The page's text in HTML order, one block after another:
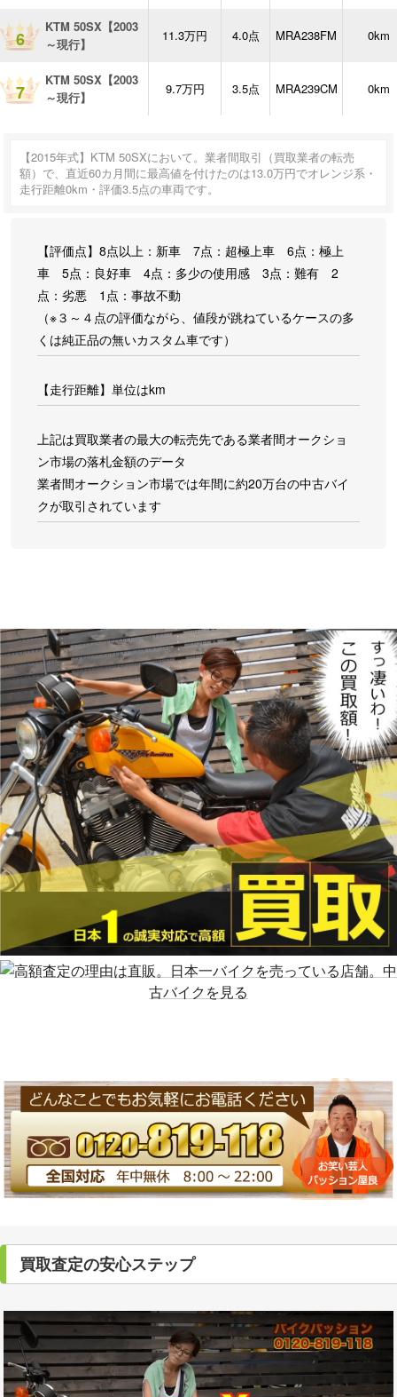
6
KTM 50SX【2003
～現行】
11.3万円 4.0点 MRA238FM 0km
7
KTM 50SX【2003
～現行】
9.7万円 3.5点 MRA239CM 0km
【2015年式】KTM 50SXにおいて。業者間取引（買取業者の転売
額）で、直近60カ月間に最高値を付けたのは13.0万円でオレンジ系・
走行距離0km・評価3.5点の車両です。
【評価点】8点以上：新車 7点：超極上車 6点：極上
車 5点：良好車 4点：多少の使用感 3点：難有 2
点：劣悪 1点：事故不動
（※３～４点の評価ながら、値段が跳ねているケースの多
くは純正品の無いカスタム車です）
【走行距離】単位はkm
上記は買取業者の最大の転売先である業者間オークショ
ン市場の落札金額のデータ
業者間オークション市場では年間に約20万台の中古バイ
クが取引されています
買取査定の安心ステップ